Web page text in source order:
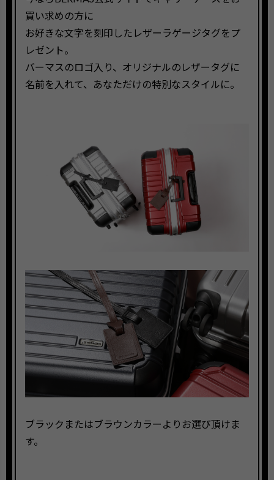
買い求めの方に
お好きな文字を刻印したレザーラゲージタグをプ
レゼント。
バーマスのロゴ入り、オリジナルのレザータグに
名前を入れて、あなただけの特別なスタイルに。
ブラックまたはブラウンカラーよりお選び頂けま
す。